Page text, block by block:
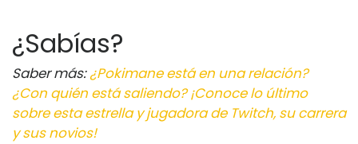
¿Sabías?
Saber más:¿Pokimane está en una relación?
¿Con quién está saliendo? ¡Conoce lo último
sobre esta estrella y jugadora de Twitch, su carrera
y sus novios!